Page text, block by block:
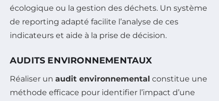
écologique ou la gestion des déchets. Un système
de reporting adapté facilite l’analyse de ces
indicateurs et aide à la prise de décision.
AUDITS ENVIRONNEMENTAUX
Réaliser un audit environnemental constitue une
méthode efficace pour identifier l’impact d’une